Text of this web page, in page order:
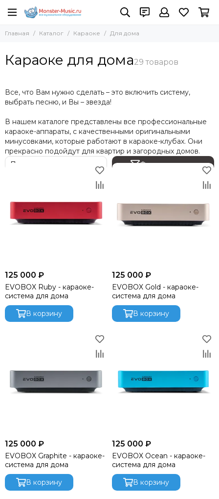
Караоке
Караоке Evolution
Комплекты караоке
Для дома
Сопутствующее оборудование
Для баров
Для клубов
Для ресторанов и кафе
Главная Каталог Караоке Для дома
Караоке для дома
Все, что Вам нужно сделать – это включить систему,
выбрать песню, и Вы – звезда!
В нашем каталоге представлены все профессиональные
караоке-аппараты, с качественными оригинальными
минусовками, которые работают в караоке-клубах. Они
прекрасно подойдут для квартир и загородных домов.
Фильтр товаров
125 000 ₽
EVOBOX Ruby - караоке-
система для дома
В корзину
125 000 ₽
EVOBOX Gold - караоке-
система для дома
В корзину
125 000 ₽
EVOBOX Graphite - караоке-
система для дома
В корзину
125 000 ₽
EVOBOX Ocean - караоке-
система для дома
В корзину